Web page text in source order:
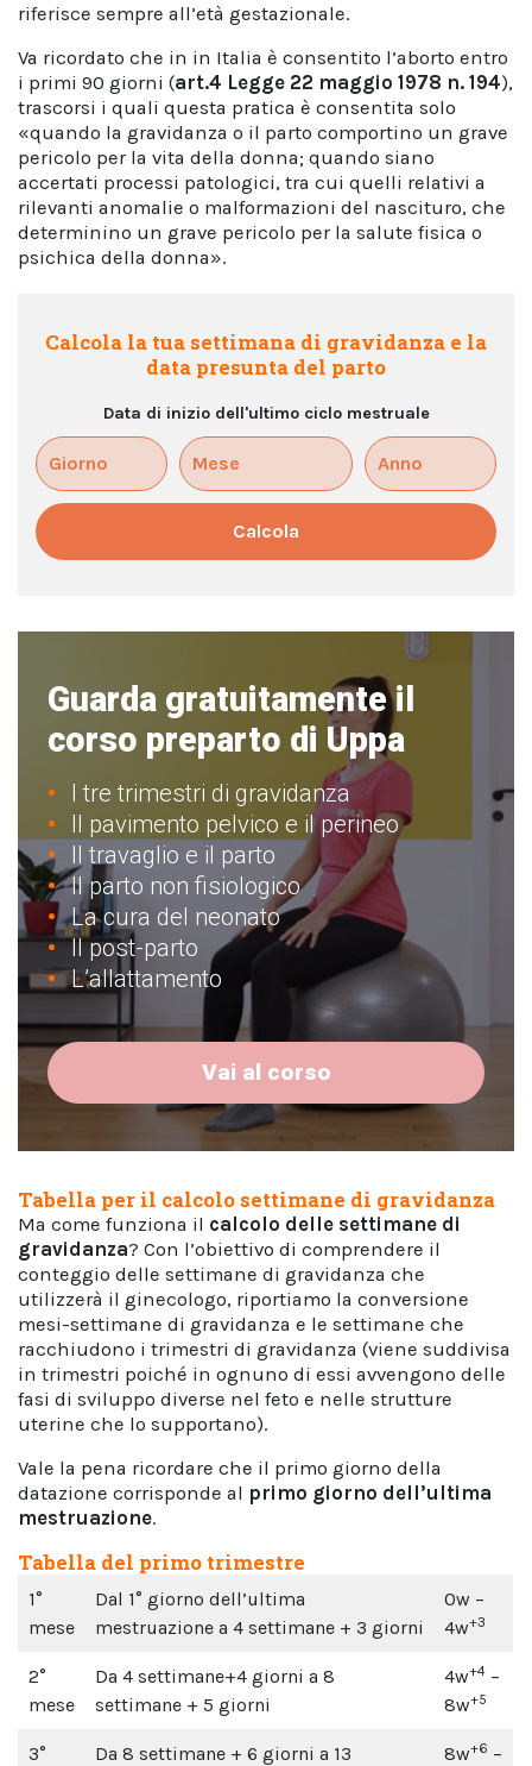
riferisce sempre all’età gestazionale.
Va ricordato che in in Italia è consentito l’aborto entro
i primi 90 giorni (art.4 Legge 22 maggio 1978 n. 194),
trascorsi i quali questa pratica è consentita solo
«quando la gravidanza o il parto comportino un grave
pericolo per la vita della donna; quando siano
accertati processi patologici, tra cui quelli relativi a
rilevanti anomalie o malformazioni del nascituro, che
determinino un grave pericolo per la salute fisica o
psichica della donna».
Calcola la tua settimana di gravidanza e la
data presunta del parto
Data di inizio dell'ultimo ciclo mestruale
Calcola
Guarda gratuitamente il
corso preparto di Uppa
I tre trimestri di gravidanza
Il pavimento pelvico e il perineo
Il travaglio e il parto
Il parto non fisiologico
La cura del neonato
Il post-parto
L’allattamento
Vai al corso
Tabella per il calcolo settimane di gravidanza
Ma come funziona il calcolo delle settimane di
gravidanza? Con l’obiettivo di comprendere il
conteggio delle settimane di gravidanza che
utilizzerà il ginecologo, riportiamo la conversione
mesi-settimane di gravidanza e le settimane che
racchiudono i trimestri di gravidanza (viene suddivisa
in trimestri poiché in ognuno di essi avvengono delle
fasi di sviluppo diverse nel feto e nelle strutture
uterine che lo supportano).
Vale la pena ricordare che il primo giorno della
datazione corrisponde al primo giorno dell’ultima
mestruazione.
Tabella del primo trimestre
1°
mese
Dal 1° giorno dell’ultima
mestruazione a 4 settimane + 3 giorni
0w –
4w+3
2°
mese
Da 4 settimane+4 giorni a 8
settimane + 5 giorni
4w+4 –
8w+5
3°
Da 8 settimane + 6 giorni a 13
8w+6 –